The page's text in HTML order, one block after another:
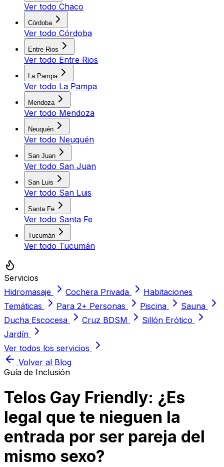
Ver todo Chaco
Córdoba
Ver todo Córdoba
Entre Rios
Ver todo Entre Rios
La Pampa
Ver todo La Pampa
Mendoza
Ver todo Mendoza
Neuquén
Ver todo Neuquén
San Juan
Ver todo San Juan
San Luis
Ver todo San Luis
Santa Fe
Ver todo Santa Fe
Tucumán
Ver todo Tucumán
Servicios
Hidromasaje
Cochera Privada
Habitaciones
Temáticas
Para 2+ Personas Piscina
Sauna
Ducha Escocesa
Cruz BDSM
Sillón Erótico
Jardín
Ver todos los servicios
Volver al Blog
Guía de Inclusión
Telos Gay Friendly: ¿Es
legal que te nieguen la
entrada por ser pareja del
mismo sexo?